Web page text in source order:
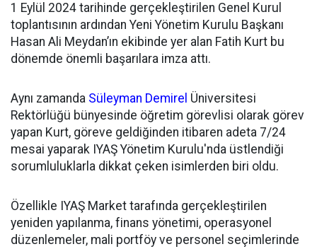
1 Eylül 2024 tarihinde gerçekleştirilen Genel Kurul
toplantısının ardından Yeni Yönetim Kurulu Başkanı
Hasan Ali Meydan’ın ekibinde yer alan Fatih Kurt bu
dönemde önemli başarılara imza attı.
Aynı zamanda Süleyman Demirel Üniversitesi
Rektörlüğü bünyesinde öğretim görevlisi olarak görev
yapan Kurt, göreve geldiğinden itibaren adeta 7/24
mesai yaparak IYAŞ Yönetim Kurulu'nda üstlendiği
sorumluluklarla dikkat çeken isimlerden biri oldu.
Özellikle IYAŞ Market tarafında gerçekleştirilen
yeniden yapılanma, finans yönetimi, operasyonel
düzenlemeler, mali portföy ve personel seçimlerinde